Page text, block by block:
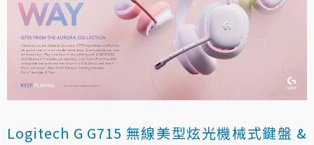
Logitech G G715 無線美型炫光機械式鍵盤 &